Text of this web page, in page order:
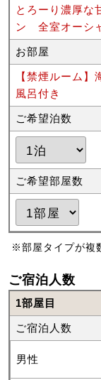
とろーり濃厚
ン 全室オーシ
お部屋
【禁煙ルーム
風呂付き
ご希望泊数
ご希望部屋数
※部屋タイプが複
ご宿泊人数
1部屋目
ご宿泊人数
男性